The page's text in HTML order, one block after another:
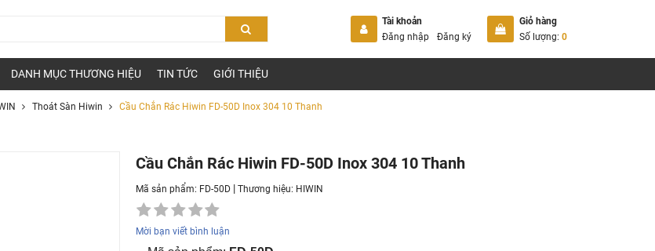
Tài khoản
Đăng nhập
Đăng ký
Giỏ hàng
Số lượng: 0
DANH MỤC THƯƠNG HIỆU TIN TỨC GIỚI THIỆU
Thoát Sàn Hiwin Cầu Chắn Rác Hiwin FD-50D Inox 304 10 Thanh
Cầu Chắn Rác Hiwin FD-50D Inox 304 10 Thanh
Mã sản phẩm: FD-50D |Thương hiệu: HIWIN
Mời bạn viết bình luận